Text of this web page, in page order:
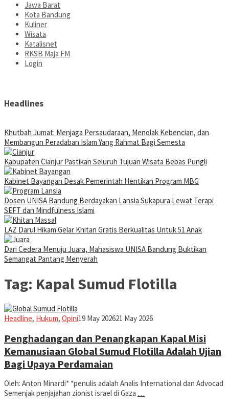
Jawa Barat
Kota Bandung
Kuliner
Wisata
Katalisnet
RKSB Maja FM
Login
Headlines
Khutbah Jumat: Menjaga Persaudaraan, Menolak Kebencian, dan
Membangun Peradaban Islam Yang Rahmat Bagi Semesta
Kabupaten Cianjur Pastikan Seluruh Tujuan Wisata Bebas Pungli
Kabinet Bayangan Desak Pemerintah Hentikan Program MBG
Dosen UNISA Bandung Berdayakan Lansia Sukapura Lewat Terapi
SEFT dan Mindfulness Islami
LAZ Darul Hikam Gelar Khitan Gratis Berkualitas Untuk 51 Anak
Dari Cedera Menuju Juara, Mahasiswa UNISA Bandung Buktikan
Semangat Pantang Menyerah
Tag: Kapal Sumud Flotilla
Headline, Hukum, OpiniIman
19 May 202621 May 2026
Penghadangan dan Penangkapan Kapal Misi
Kemanusiaan Global Sumud Flotilla Adalah Ujian
Bagi Upaya Perdamaian
Oleh: Anton Minardi* *penulis adalah Analis International dan Advocad
Semenjak penjajahan zionist israel di Gaza …